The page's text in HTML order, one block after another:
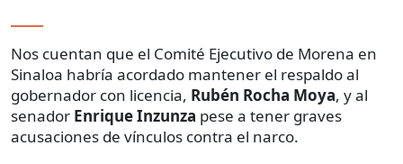
Nos cuentan que el Comité Ejecutivo de Morena en
Sinaloa habría acordado mantener el respaldo al
gobernador con licencia, Rubén Rocha Moya, y al
senador Enrique Inzunza pese a tener graves
acusaciones de vínculos contra el narco.